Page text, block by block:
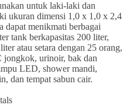
untuk laki-laki dan
ukuran dimensi 1,0 x 1,0 x 2,4
dapat menikmati berbagai
tank berkapasitas 200 liter,
atau setara dengan 25 orang,
jongkok, urinoir, bak dan
LED, shower mandi,
dan tempat sabun cair.